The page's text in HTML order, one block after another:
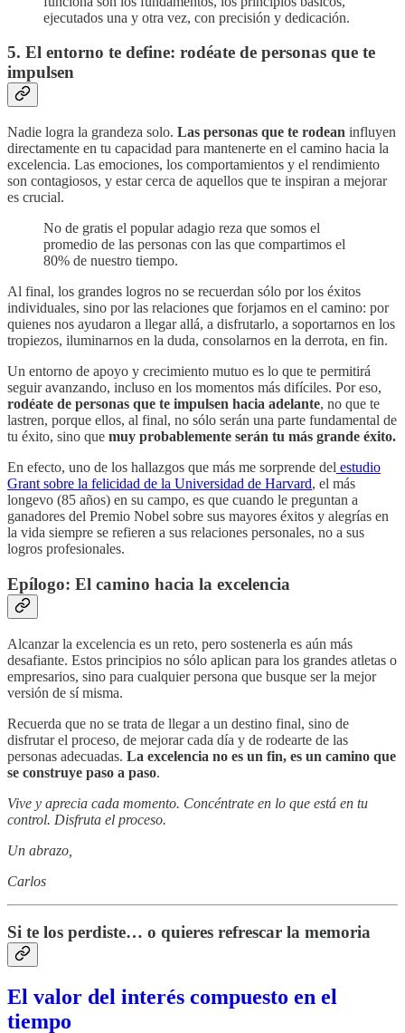
ejecutados una y otra vez, con precisión y dedicación.
5. El entorno te define: rodéate de personas que te
impulsen
Nadie logra la grandeza solo. Las personas que te rodean influyen
directamente en tu capacidad para mantenerte en el camino hacia la
excelencia. Las emociones, los comportamientos y el rendimiento
son contagiosos, y estar cerca de aquellos que te inspiran a mejorar
es crucial.
No de gratis el popular adagio reza que somos el
promedio de las personas con las que compartimos el
80% de nuestro tiempo.
Al final, los grandes logros no se recuerdan sólo por los éxitos
individuales, sino por las relaciones que forjamos en el camino: por
quienes nos ayudaron a llegar allá, a disfrutarlo, a soportarnos en los
tropiezos, iluminarnos en la duda, consolarnos en la derrota, en fin.
Un entorno de apoyo y crecimiento mutuo es lo que te permitirá
seguir avanzando, incluso en los momentos más difíciles. Por eso,
rodéate de personas que te impulsen hacia adelante, no que te
lastren, porque ellos, al final, no sólo serán una parte fundamental de
tu éxito, sino que muy probablemente serán tu más grande éxito.
En efecto, uno de los hallazgos que más me sorprende del estudio
Grant sobre la felicidad de la Universidad de Harvard, el más
longevo (85 años) en su campo, es que cuando le preguntan a
ganadores del Premio Nobel sobre sus mayores éxitos y alegrías en
la vida siempre se refieren a sus relaciones personales, no a sus
logros profesionales.
Epílogo: El camino hacia la excelencia
Alcanzar la excelencia es un reto, pero sostenerla es aún más
desafiante. Estos principios no sólo aplican para los grandes atletas o
empresarios, sino para cualquier persona que busque ser la mejor
versión de sí misma.
Recuerda que no se trata de llegar a un destino final, sino de
disfrutar el proceso, de mejorar cada día y de rodearte de las
personas adecuadas. La excelencia no es un fin, es un camino que
se construye paso a paso.
Vive y aprecia cada momento. Concéntrate en lo que está en tu
control. Disfruta el proceso.
Un abrazo,
Carlos
Si te los perdiste… o quieres refrescar la memoria
El valor del interés compuesto en el
tiempo